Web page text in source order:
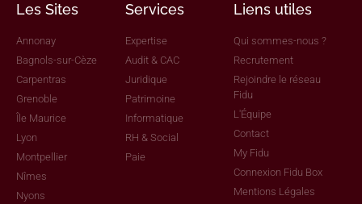
Les Sites
Annonay
Bagnols-sur-Cèze
Carpentras
Grenoble
Île Maurice
Lyon
Montpellier
Nîmes
Nyons
Services
Expertise
Audit & CAC
Juridique
Patrimoine
Informatique
RH & Social
Paie
Liens utiles
Qui sommes-nous ?
Recrutement
Rejoindre le réseau
Fidu
L'Équipe
Contact
My Fidu
Connexion Fidu Box
Mentions Légales